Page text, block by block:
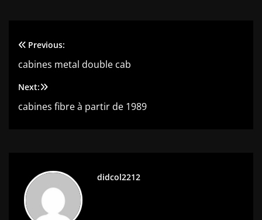
Navigation
de
l’article
Previous:
cabines metal double cab
Next:
cabines fibre à partir de 1989
didcol2212